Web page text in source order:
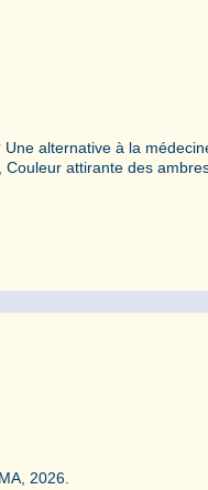
alternative à la
attirante des
2026.